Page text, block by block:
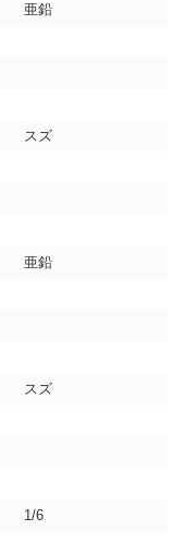
亜鉛
スズ
亜鉛
スズ
1/6